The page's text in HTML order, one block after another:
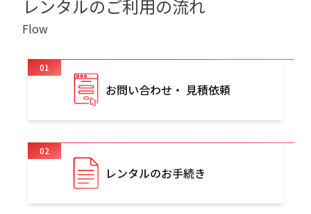
レンタルのご利用の流れ
Flow
01
お問い合わせ・ 見積依頼
02
レンタルのお手続き